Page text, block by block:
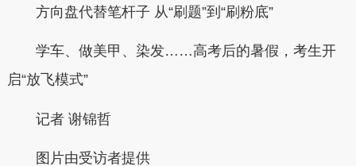
方向盘代替笔杆子 从“刷题”到“刷粉底”
学车、做美甲、染发……高考后的暑假，考生开
启“放飞模式”
记者 谢锦哲
图片由受访者提供